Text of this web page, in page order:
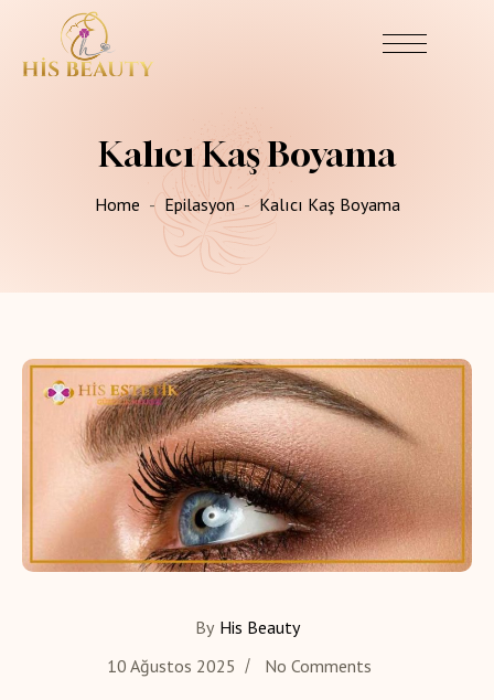
Kalıcı Kaş Boyama
Home Epilasyon Kalıcı Kaş Boyama
By His Beauty
10 Ağustos 2025
No Comments